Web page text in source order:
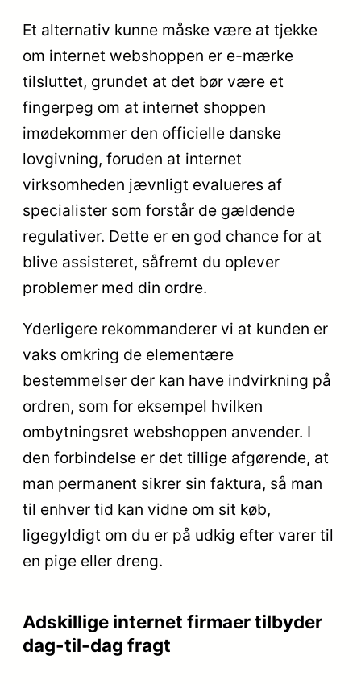
Et alternativ kunne måske være at tjekke
om internet webshoppen er e-mærke
tilsluttet, grundet at det bør være et
fingerpeg om at internet shoppen
imødekommer den officielle danske
lovgivning, foruden at internet
virksomheden jævnligt evalueres af
specialister som forstår de gældende
regulativer. Dette er en god chance for at
blive assisteret, såfremt du oplever
problemer med din ordre.
Yderligere rekommanderer vi at kunden er
vaks omkring de elementære
bestemmelser der kan have indvirkning på
ordren, som for eksempel hvilken
ombytningsret webshoppen anvender. I
den forbindelse er det tillige afgørende, at
man permanent sikrer sin faktura, så man
til enhver tid kan vidne om sit køb,
ligegyldigt om du er på udkig efter varer til
en pige eller dreng.
Adskillige internet firmaer tilbyder
dag-til-dag fragt